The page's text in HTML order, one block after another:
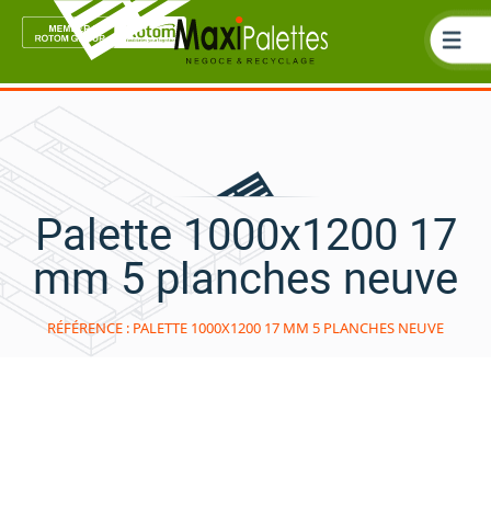
Palette 1000x1200 17
mm 5 planches neuve
RÉFÉRENCE : PALETTE 1000X1200 17 MM 5 PLANCHES NEUVE